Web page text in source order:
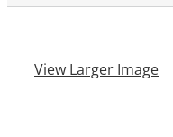
View Larger Image